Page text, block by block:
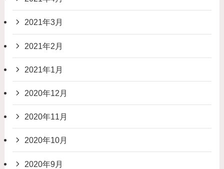
2021年3月
2021年2月
2021年1月
2020年12月
2020年11月
2020年10月
2020年9月